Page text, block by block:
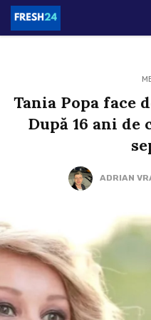
Tania Popa face
După 16 ani
ADRIAN